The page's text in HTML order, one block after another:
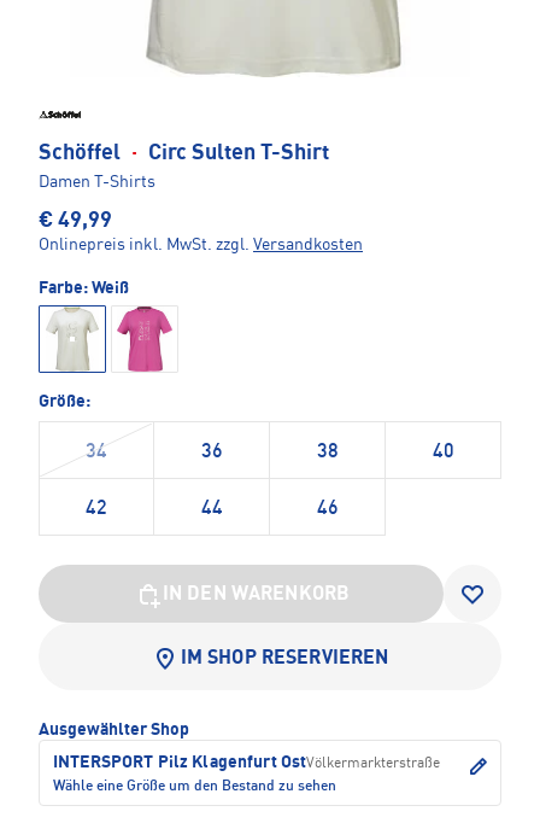
Schöffel · Circ Sulten T-Shirt
Damen T-Shirts
€ 49,99
Onlinepreis inkl. MwSt. zzgl. Versandkosten
Farbe: Weiß
Größe:
34 36 38 40
42 44 46
IN DEN WARENKORB
IM SHOP RESERVIEREN
Ausgewählter Shop
INTERSPORT Pilz Klagenfurt OstVölkermarkterstraße
Wähle eine Größe um den Bestand zu sehen